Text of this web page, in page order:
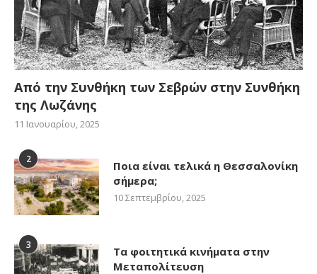
Από την Συνθήκη των Σεβρών στην Συνθήκη
της Λωζάνης
11 Ιανουαρίου, 2025
2
Ποια είναι τελικά η Θεσσαλονίκη
σήμερα;
10 Σεπτεμβρίου, 2025
3
Τα φοιτητικά κινήματα στην
Μεταπολίτευση